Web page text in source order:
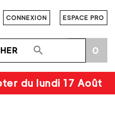
CONNEXION ESPACE PRO
 0
du lundi 17 Août